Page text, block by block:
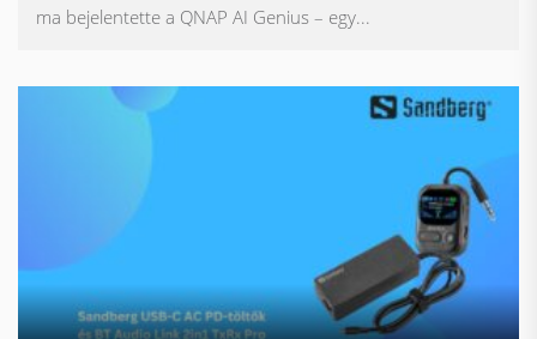
ma bejelentette a QNAP AI Genius – egy...